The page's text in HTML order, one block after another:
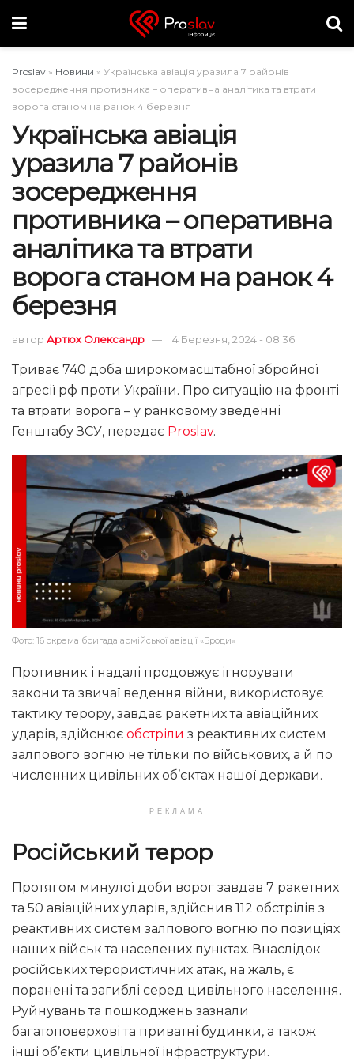
Proslav » Новини » Українська авіація уразила 7 районів
зосередження противника – оперативна аналітика та втрати
ворога станом на ранок 4 березня
Українська авіація
уразила 7 районів
зосередження
противника – оперативна
аналітика та втрати
ворога станом на ранок 4
березня
автор Артюх Олександр 4 Березня, 2024 - 08:36
Триває 740 доба широкомасштабної збройної
агресії рф проти України. Про ситуацію на фронті
та втрати ворога – у ранковому зведенні
Генштабу ЗСУ, передає Proslav.
Фото: 16 окрема бригада армійської авіації «Броди»
Противник і надалі продовжує ігнорувати
закони та звичаї ведення війни, використовує
тактику терору, завдає ракетних та авіаційних
ударів, здійснює обстріли з реактивних систем
залпового вогню не тільки по військових, а й по
численних цивільних об’єктах нашої держави.
РЕКЛАМА
Російський терор
Протягом минулої доби ворог завдав 7 ракетних
та 50 авіаційних ударів, здійснив 112 обстрілів з
реактивних систем залпового вогню по позиціях
наших військ та населених пунктах. Внаслідок
російських терористичних атак, на жаль, є
поранені та загиблі серед цивільного населення.
Руйнувань та пошкоджень зазнали
багатоповерхові та приватні будинки, а також
інші об’єкти цивільної інфраструктури.